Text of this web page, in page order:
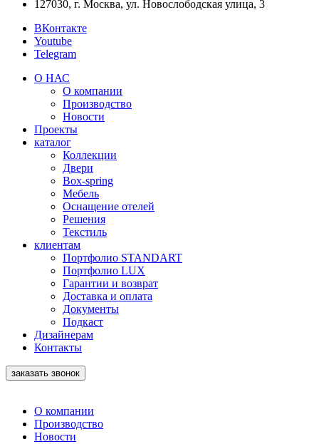
127030, г. Москва, ул. Новослободская улица, 3
ВКонтакте
Youtube
Telegram
О НАС
О компании
Производство
Новости
Проекты
каталог
Коллекции
Двери
Box-spring
Мебель
Оснащение отелей
Решения
Текстиль
клиентам
Портфолио STANDART
Портфолио LUX
Гарантии и возврат
Доставка и оплата
Документы
Подкаст
Дизайнерам
Контакты
заказать звонок
О компании
Производство
Новости